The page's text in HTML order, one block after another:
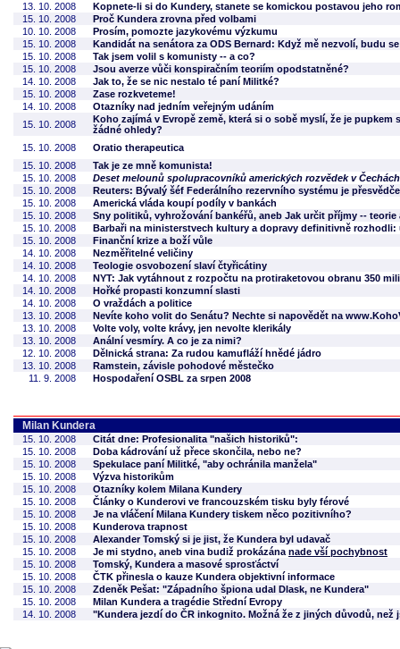
13. 10. 2008
Kopnete-li si do Kundery, stanete se komickou postavou jeho
15. 10. 2008
Proč Kundera zrovna před volbami
10. 10. 2008
Prosím, pomozte jazykovému výzkumu
15. 10. 2008
Kandidát na senátora za ODS Bernard: Když mě nezvolí, budu
15. 10. 2008
Tak jsem volil s komunisty -- a co?
15. 10. 2008
Jsou averze vůči konspiračním teoriím opodstatněné?
14. 10. 2008
Jak to, že se nic nestalo té paní Militké?
15. 10. 2008
Zase rozkveteme!
14. 10. 2008
Otazníky nad jedním veřejným udáním
15. 10. 2008
Koho zajímá v Evropě země, která si o sobě myslí, že je pupkem
žádné ohledy?
15. 10. 2008
Oratio therapeutica
15. 10. 2008
Tak je ze mně komunista!
15. 10. 2008
Deset melounů spolupracovníků amerických rozvědek v Čechách
15. 10. 2008
Reuters: Bývalý šéf Federálního rezervního systému je
15. 10. 2008
Americká vláda koupí podíly v bankách
15. 10. 2008
Sny politiků, vyhrožování bankéřů, aneb Jak určit příjmy -- teorie
15. 10. 2008
Barbaři na ministerstvech kultury a dopravy definitivně
15. 10. 2008
Finanční krize a boží vůle
14. 10. 2008
Nezměřitelné veličiny
14. 10. 2008
Teologie osvobození slaví čtyřicátiny
14. 10. 2008
NYT: Jak vytáhnout z rozpočtu na protiraketovou obranu 350
14. 10. 2008
Hořké propasti konzumní slasti
14. 10. 2008
O vraždách a politice
13. 10. 2008
Nevíte koho volit do Senátu? Nechte si napovědět na
13. 10. 2008
Volte voly, volte krávy, jen nevolte klerikály
13. 10. 2008
Anální vesmíry. A co je za nimi?
12. 10. 2008
Dělnická strana: Za rudou kamufláží hnědé jádro
13. 10. 2008
Ramstein, závisle pohodové městečko
11. 9. 2008
Hospodaření OSBL za srpen 2008
Milan Kundera
15. 10. 2008
Citát dne: Profesionalita "našich historiků":
15. 10. 2008
Doba kádrování už přece skončila, nebo ne?
15. 10. 2008
Spekulace paní Militké, "aby ochránila manžela"
15. 10. 2008
Výzva historikům
15. 10. 2008
Otazníky kolem Milana Kundery
15. 10. 2008
Články o Kunderovi ve francouzském tisku byly férové
15. 10. 2008
Je na vláčení Milana Kundery tiskem něco pozitivního?
15. 10. 2008
Kunderova trapnost
15. 10. 2008
Alexander Tomský si je jist, že Kundera byl udavač
15. 10. 2008
Je mi stydno, aneb vina budiž prokázána nade vší pochybnost
15. 10. 2008
Tomský, Kundera a masové sprosťáctví
15. 10. 2008
ČTK přinesla o kauze Kundera objektivní informace
15. 10. 2008
Zdeněk Pešat: "Západního špiona udal Dlask, ne Kundera"
15. 10. 2008
Milan Kundera a tragédie Střední Evropy
14. 10. 2008
"Kundera jezdí do ČR inkognito. Možná že z jiných důvodů, než